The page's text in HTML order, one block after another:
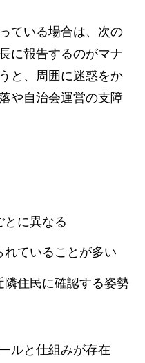
ている場合は、次の
に報告するのがマナ
と、周囲に迷惑をか
や自治会運営の支障
とに異なる
ていることが多い
住民に確認する姿勢
ルと仕組みが存在